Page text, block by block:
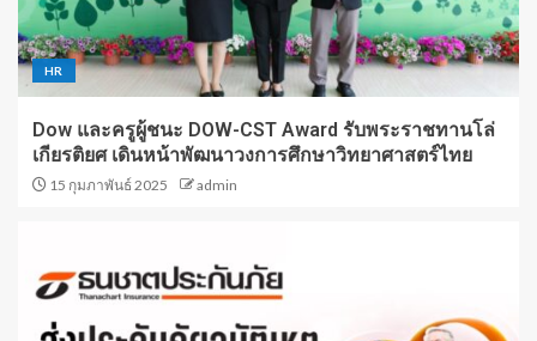
HR
Dow และครูผู้ชนะ DOW-CST Award รับพระราชทานโล่
เกียรติยศ เดินหน้าพัฒนาวงการศึกษาวิทยาศาสตร์ไทย
15 กุมภาพันธ์ 2025 admin